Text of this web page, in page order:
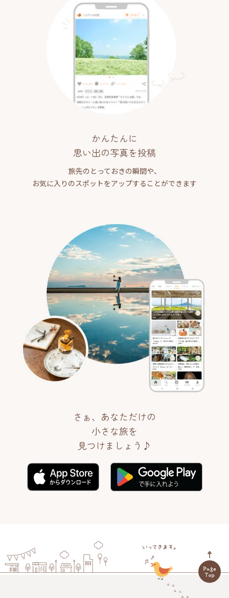
かんたんに
思い出の写真を投稿
旅先のとっておきの瞬間や、
お気に入りのスポットをアップすることができます
さぁ、あなただけの
小さな旅を
見つけましょう♪